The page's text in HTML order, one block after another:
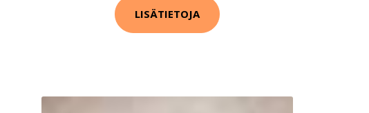
LISÄTIETOJA